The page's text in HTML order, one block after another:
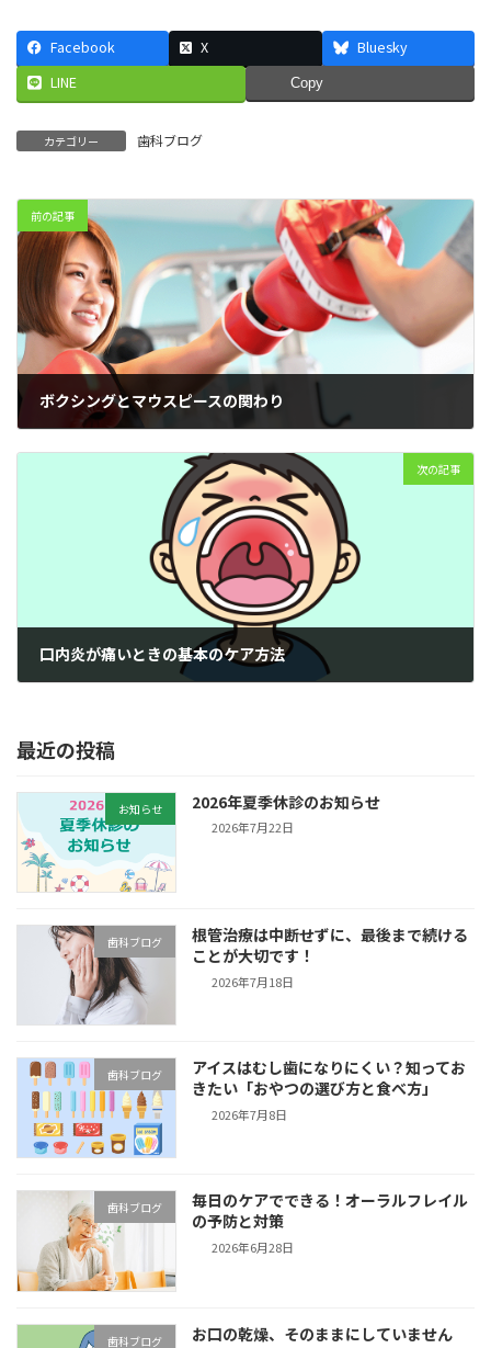
Facebook X
Bluesky
LINE
Copy
カテゴリー 歯科ブログ
前の記事
ボクシングとマウスピースの関わり
次の記事
口内炎が痛いときの基本のケア方法
最近の投稿
お知らせ 2026年夏季休診のお知らせ
2026年7月22日
歯科ブログ
根管治療は中断せずに、最後まで続ける
ことが大切です！
2026年7月18日
歯科ブログ
アイスはむし歯になりにくい？知ってお
きたい「おやつの選び方と食べ方」
2026年7月8日
歯科ブログ
毎日のケアでできる！オーラルフレイル
の予防と対策
2026年6月28日
歯科ブログ
お口の乾燥、そのままにしていません